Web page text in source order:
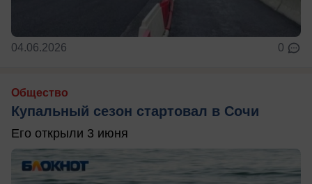
04.06.2026 0
Общество
Купальный сезон стартовал в Сочи
Его открыли 3 июня